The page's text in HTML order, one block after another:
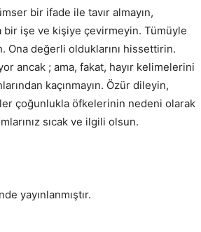
bir ifade ile tavır almayın,
bir işe ve kişiye çevirmeyin. Tümüyle
Ona değerli olduklarını hissettirin.
ancak ; ama, fakat, hayır kelimelerini
kaçınmayın. Özür dileyin,
çoğunlukla öfkelerinin nedeni olarak
sıcak ve ilgili olsun.
yayınlanmıştır.